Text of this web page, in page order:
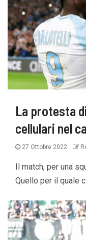
La protesta
cellulari nel
27 Ottobre 2022
Il match, per una
Quello per il quale